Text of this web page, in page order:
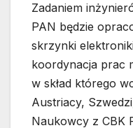
Zadaniem
PAN będzie
skrzynki
koordynacja prac
w skład którego
Austriacy,
Naukowcy z CBK